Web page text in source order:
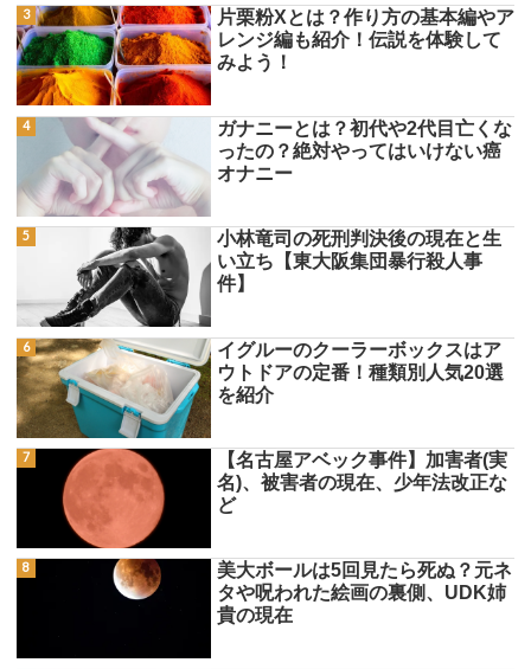
片栗粉Xとは？作り方の基本編やア
レンジ編も紹介！伝説を体験して
みよう！
ガナニーとは？初代や2代目亡くな
ったの？絶対やってはいけない癌
オナニー
小林竜司の死刑判決後の現在と生
い立ち【東大阪集団暴行殺人事
件】
イグルーのクーラーボックスはア
ウトドアの定番！種類別人気20選
を紹介
【名古屋アベック事件】加害者(実
名)、被害者の現在、少年法改正な
ど
美大ボールは5回見たら死ぬ？元ネ
タや呪われた絵画の裏側、UDK姉
貴の現在